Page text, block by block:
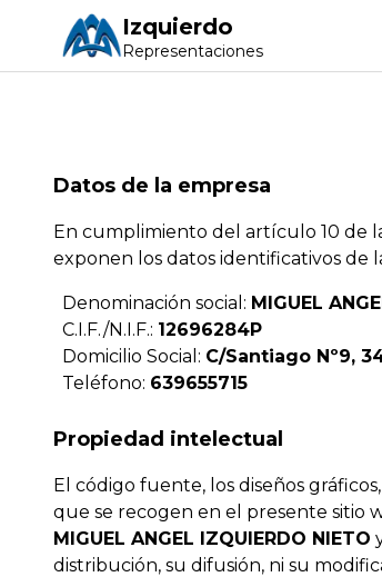
Izquierdo
Representaciones
Datos de la empresa
En cumplimiento del artículo 10 de
exponen los datos identificativos de
Denominación social: MIGUEL
C.I.F./N.I.F.: 12696284P
Domicilio Social: C/Santiago Nº9,
Teléfono: 639655715
Propiedad intelectual
El código fuente, los diseños
que se recogen en el presente sitio
MIGUEL ANGEL IZQUIERDO NIETO
distribución, su difusión, ni su